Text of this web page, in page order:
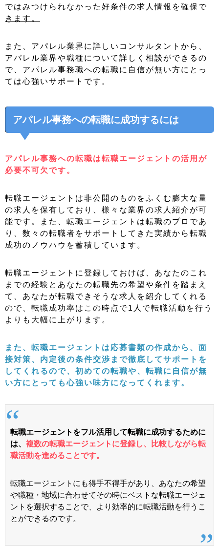
ではみつけられなかった好条件の求人情報を確保で
きます。
また、アパレル業界に詳しいコンサルタントから、
アパレル業界や職種について詳しく相談ができるの
で、アパレル事務職への転職に自信が無い方にとっ
ては心強いサポートです。
アパレル事務への転職に成功するには
アパレル事務への転職は転職エージェントの活用が
必要不可欠です。
転職エージェントは非公開のものをふくむ膨大な量
の求人を保有しており、様々な業界の求人紹介が可
能です。また、転職エージェントは転職のプロであ
り、数々の転職者をサポートしてきた実績から転職
成功のノウハウを蓄積しています。
転職エージェントに登録しておけば、あなたのこれ
までの経験とあなたの転職先の希望や条件を踏まえ
て、あなたが転職できそうな求人を紹介してくれる
ので、転職成功率はこの時点で1人で転職活動を行う
よりも大幅に上がります。
また、転職エージェントは応募書類の作成から、面
接対策、内定後の条件交渉まで徹底してサポートを
してくれるので、初めての転職や、転職に自信が無
い方にとっても心強い味方になってくれます。
転職エージェントをフル活用して転職に成功するために
は、 複数の転職エージェントに登録し、比較しながら転
職活動を進めることです。
転職エージェントにも得手不得手があり、あなたの希望
や職種・地域に合わせてその時にベストな転職エージェ
ントを選択することで、より効率的に転職活動を行うこ
とができるのです。